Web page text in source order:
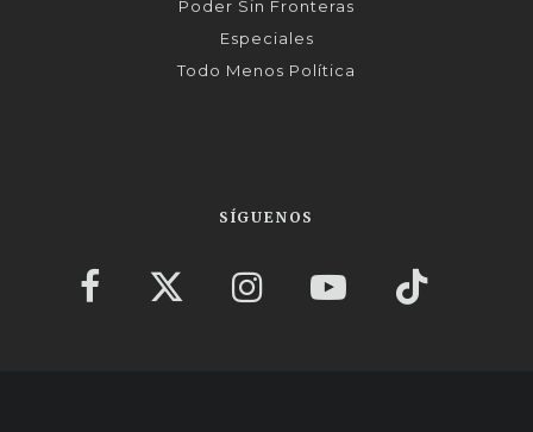
Poder Sin Fronteras
Especiales
Todo Menos Política
SÍGUENOS